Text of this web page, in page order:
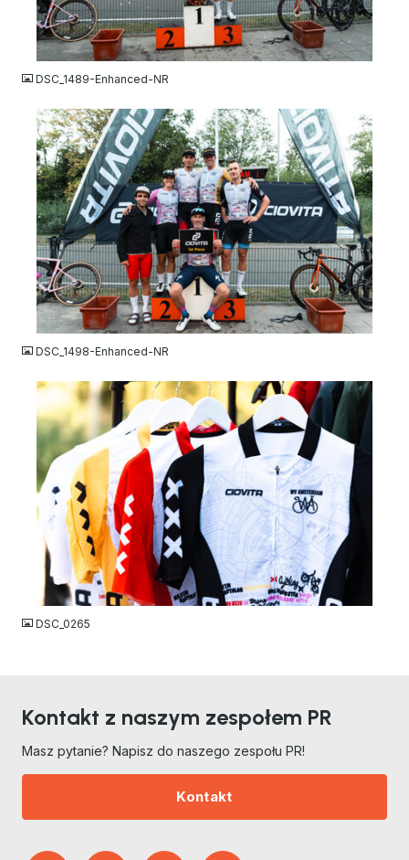
JPG
DSC_1489-Enhanced-NR
JPG
DSC_1498-Enhanced-NR
JPG
DSC_0265
Kontakt z naszym zespołem PR
Masz pytanie? Napisz do naszego zespołu PR!
Kontakt